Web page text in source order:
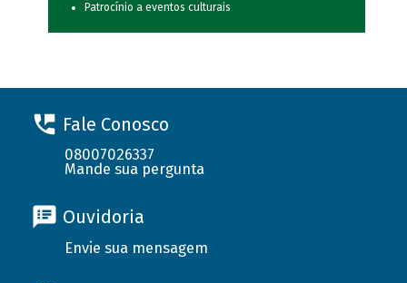
Patrocínio a eventos culturais
Fale Conosco
08007026337
Mande sua pergunta
Ouvidoria
Envie sua mensagem